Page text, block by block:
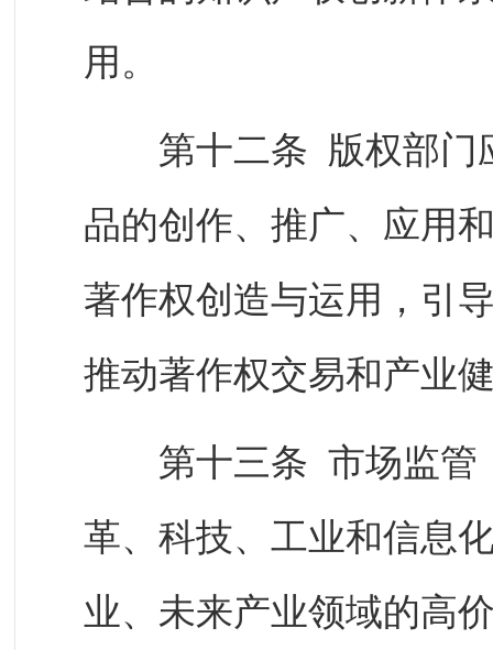
用。
第十二条 版权部门
品的创作、推广、应用
著作权创造与运用，引
推动著作权交易和产业
第十三条 市场监管
革、科技、工业和信息
业、未来产业领域的高